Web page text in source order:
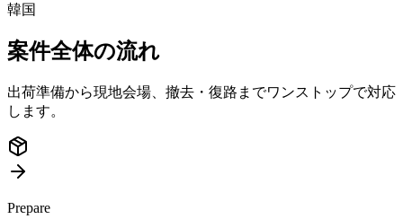
韓国
案件全体の流れ
出荷準備から現地会場、撤去・復路までワンストップで対応
します。
Prepare